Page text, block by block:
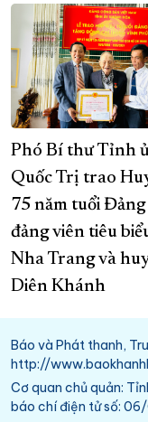
Phó Bí thư Tỉnh
Quốc Trị trao
75 năm tuổi Đảng
đảng viên tiêu
Nha Trang và
Diên Khánh
Báo và Phát thanh,
http://
Cơ quan chủ quản:
báo chí điện tử số: